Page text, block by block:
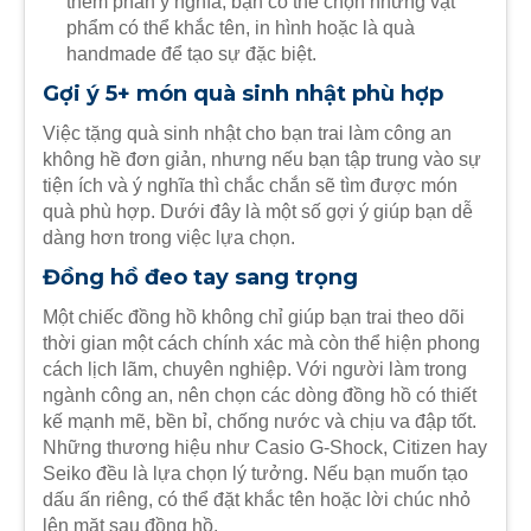
phẩm có thể khắc tên, in hình hoặc là quà
handmade để tạo sự đặc biệt.
Gợi ý 5+ món quà sinh nhật phù hợp
Việc tặng quà sinh nhật cho bạn trai làm công an
không hề đơn giản, nhưng nếu bạn tập trung vào sự
tiện ích và ý nghĩa thì chắc chắn sẽ tìm được món
quà phù hợp. Dưới đây là một số gợi ý giúp bạn dễ
dàng hơn trong việc lựa chọn.
Đồng hồ đeo tay sang trọng
Một chiếc đồng hồ không chỉ giúp bạn trai theo dõi
thời gian một cách chính xác mà còn thể hiện phong
cách lịch lãm, chuyên nghiệp. Với người làm trong
ngành công an, nên chọn các dòng đồng hồ có thiết
kế mạnh mẽ, bền bỉ, chống nước và chịu va đập tốt.
Những thương hiệu như Casio G-Shock, Citizen hay
Seiko đều là lựa chọn lý tưởng. Nếu bạn muốn tạo
dấu ấn riêng, có thể đặt khắc tên hoặc lời chúc nhỏ
lên mặt sau đồng hồ.